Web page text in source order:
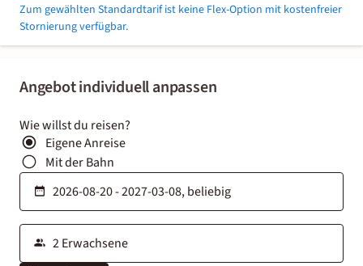
Angebot individuell anpassen
Wie willst du reisen?
Eigene Anreise
Mit der Bahn
Zum gewählten Standardtarif ist keine Flex-Option mit kostenfreier
Stornierung verfügbar.